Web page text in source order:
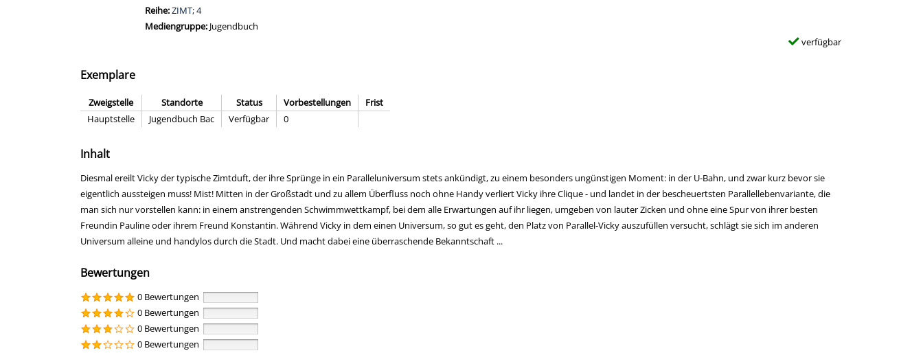
Reihe:ZIMT; 4
Mediengruppe: Jugendbuch
verfügbar
Exemplare
Zweigstelle Standorte Status Vorbestellungen
Frist
Hauptstelle
Jugendbuch Bac Verfügbar 0
Inhalt
Diesmal ereilt Vicky der typische Zimtduft, der ihre Sprünge in ein Paralleluniversum stets ankündigt, zu einem besonders ungünstigen Moment: in der U-Bahn, und zwar kurz bevor sie
eigentlich aussteigen muss! Mist! Mitten in der Großstadt und zu allem Überfluss noch ohne Handy verliert Vicky ihre Clique - und landet in der bescheuertsten Parallellebenvariante, die
man sich nur vorstellen kann: in einem anstrengenden Schwimmwettkampf, bei dem alle Erwartungen auf ihr liegen, umgeben von lauter Zicken und ohne eine Spur von ihrer besten
Freundin Pauline oder ihrem Freund Konstantin. Während Vicky in dem einen Universum, so gut es geht, den Platz von Parallel-Vicky auszufüllen versucht, schlägt sie sich im anderen
Universum alleine und handylos durch die Stadt. Und macht dabei eine überraschende Bekanntschaft ...
Bewertungen
0 Bewertungen
0 Bewertungen
0 Bewertungen
0 Bewertungen